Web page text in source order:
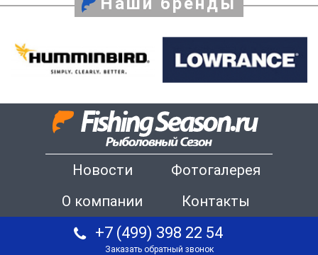
Новости
Фотогалерея
О компании
Контакты
+7 (499) 398 22 54
Заказать обратный звонок